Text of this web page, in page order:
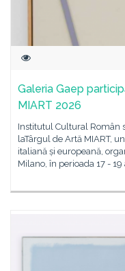
Galeria Gaep
MIART 2026
Institutul Cultural Român
laTârgul de Artă MIART,
italiană și europeană,
Milano, în perioada 17 -